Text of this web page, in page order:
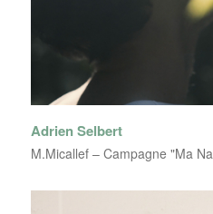
Adrien Selbert
M.Micallef – Campagne "Ma